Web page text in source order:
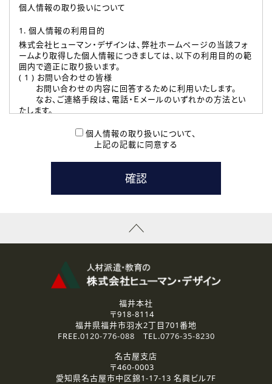
個人情報の取り扱いについて
1. 個人情報の利用目的
株式会社ヒューマン・デザインは、弊社ホームページの当該フォ
ームより取得した個人情報につきましては、以下の利用目的の範
囲内で適正に取り扱います。
( 1 ) お問い合わせの皆様
お問い合わせの内容に回答するために利用いたします。
なお、ご連絡手段は、電話・Ｅメールのいずれかの方法とい
たします。
本登録に関するご連絡および本登録時の参考情報として利
たします。
( 3 ) スタッフ派遣を検討されている企業の皆様
お問い合わせの内容に回答するために利用いたします。
なお、ご連絡手段は、電話・Ｅメールのいずれかの方法とい
資料送付、受講相談に関するご連絡のために利用いたしま
その他、お問い合わせの内容に回答するために利用いたし
なお、ご連絡手段は、電話・Ｅメールのいずれかの方法とい
2.個人情報の第三者提供
ご提供いただいた個人情報は、法令等の規定に従う場合を除き、
3.個人情報の取り扱いの委託
弊社の定める個人情報保護の評価基準を満たした委託先に、個
個人情報の取り扱いについて、
上記の記載に同意する
福井本社
〒918-8114
福井県福井市羽水2丁目701番地
FREE.0120-776-088 TEL.0776-35-8230
名古屋支店
〒460-0003
愛知県名古屋市中区錦1-17-13 名興ビル7F